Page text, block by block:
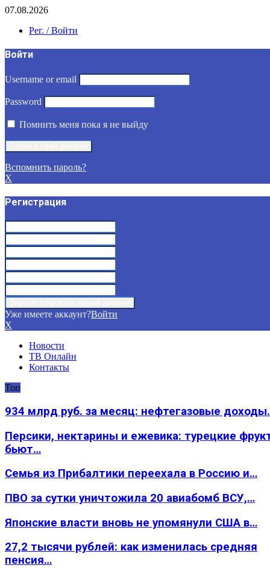
07.08.2026
Рег. / Войти
Войти
Username or email
Password
Помнить меня пока я не выйду
Вспомнить пароль?
X
Регистрация
Уже имеете аккаунт?Войти
X
Новости
ТВ Онлайн
Контакты
Топ
934 млрд руб. за месяц: нефтегазовые
Персики, нектарины и ежевика: турецкие
бьют…
Семья из Прибалтики переехала в Россию и…
ПВО за сутки уничтожила 20 авиабомб ВСУ,…
Японские власти вновь не упомянули США в…
27,2 тысячи рублей: как изменилась средняя
пенсия…